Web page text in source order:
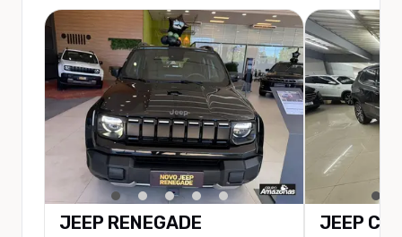
JEEP RENEGADE JEEP